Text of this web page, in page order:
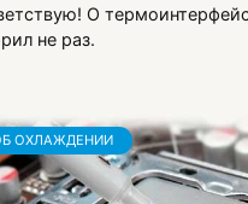
О
не раз.
ОХЛАЖДЕНИИ